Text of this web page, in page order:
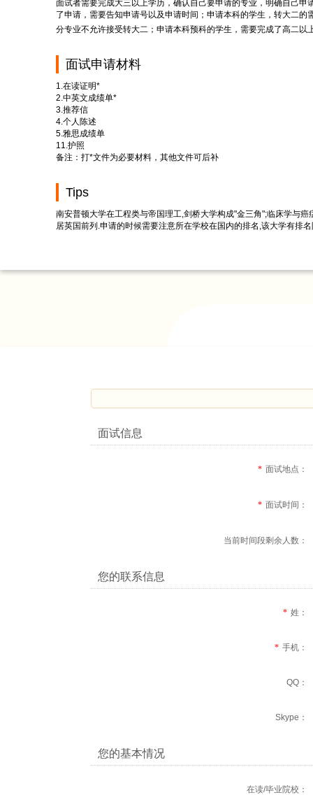
面试者需要完成大三以上学历，确认自己要申请的专业，明确自己申
了申请，需要告知申请号以及申请时间；申请本科的学生，转大二
分专业不允许接受转大二；申请本科预科的学生，需要完成了高二以
面试申请材料
1.在读证明*
2.中英文成绩单*
3.推荐信
4.个人陈述
5.雅思成绩单
11.护照
备注：打*文件为必要材料，其他文件可后补
Tips
南安普顿大学在工程类与帝国理工,剑桥大学构成"金三角";临床学与
居英国前列.申请的时候需要注意所在学校在国内的排名,该大学有排
面试信息
* 面试地点：
* 面试时间：
当前时间段剩余人数：
您的联系信息
* 姓：
* 手机：
QQ：
Skype：
您的基本情况
在读/毕业院校：